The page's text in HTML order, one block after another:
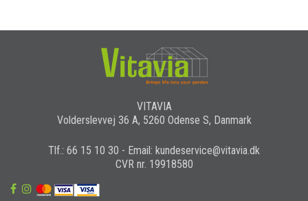
VITAVIA
Volderslevvej 36 A, 5260 Odense S, Danmark
Tlf.: 66 15 10 30 - Email: kundeservice@vitavia.dk
CVR nr. 19918580